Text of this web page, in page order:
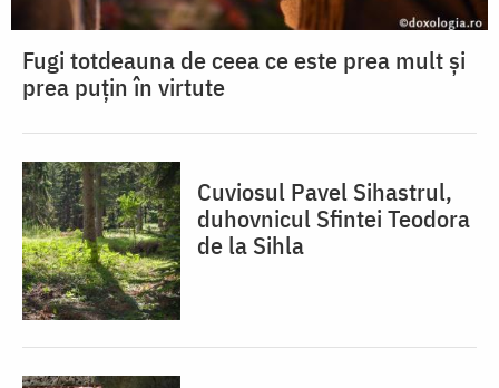
Fugi totdeauna de ceea ce este prea mult și
prea puțin în virtute
Cuviosul Pavel Sihastrul,
duhovnicul Sfintei Teodora
de la Sihla